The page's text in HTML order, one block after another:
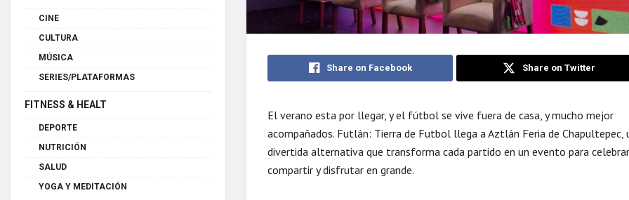
Share on Facebook Share on Twitter
El verano esta por llegar, y el fútbol se vive fuera de casa, y mucho mejor
acompañados. Futlán: Tierra de Futbol llega a Aztlán Feria de Chapultepec,
divertida alternativa que transforma cada partido en un evento para
compartir y disfrutar en grande.
CINE
CULTURA
MÚSICA
SERIES/PLATAFORMAS
FITNESS & HEALT
DEPORTE
NUTRICIÓN
SALUD
YOGA Y MEDITACIÓN